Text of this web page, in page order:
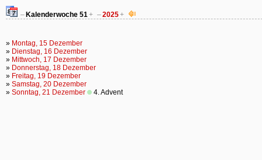
– Kalenderwoche 51+ –2025+
» Montag, 15 Dezember
» Dienstag, 16 Dezember
» Mittwoch, 17 Dezember
» Donnerstag, 18 Dezember
» Freitag, 19 Dezember
» Samstag, 20 Dezember
» Sonntag, 21 Dezember 4. Advent